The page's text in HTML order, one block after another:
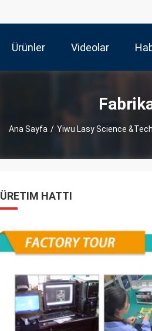
Ürünler Videolar
Ana Sayfa / Yiwu Lasy Science
ÜRETIM HATTI